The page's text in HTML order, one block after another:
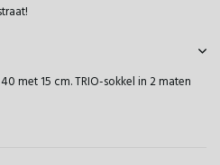
met 15 cm. TRIO-sokkel in 2 maten